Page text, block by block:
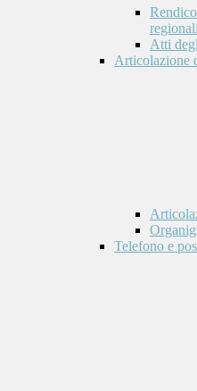
Atti
Articolazione
Telefono e